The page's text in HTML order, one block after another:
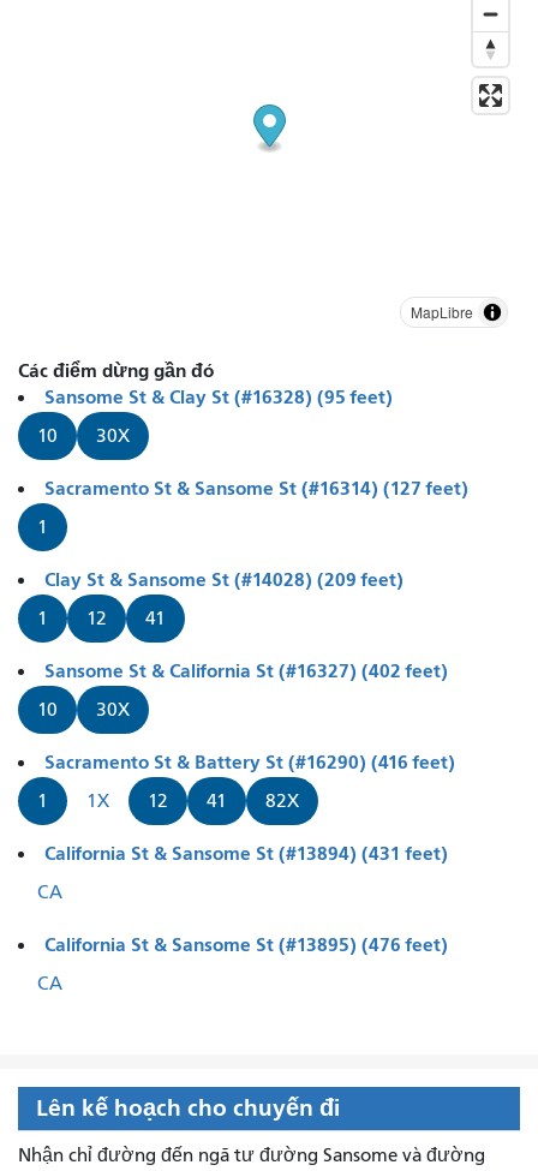
MapLibre
Các điểm dừng gần đó
Sansome St & Clay St (#16328) (95 feet)
10 30X
Sacramento St & Sansome St (#16314) (127 feet)
1
Clay St & Sansome St (#14028) (209 feet)
1 12 41
Sansome St & California St (#16327) (402 feet)
10 30X
Sacramento St & Battery St (#16290) (416 feet)
1 1X 12 41 82X
California St & Sansome St (#13894) (431 feet)
CA
California St & Sansome St (#13895) (476 feet)
CA
Lên kế hoạch cho chuyến đi
Nhận chỉ đường đến ngã tư đường Sansome và đường